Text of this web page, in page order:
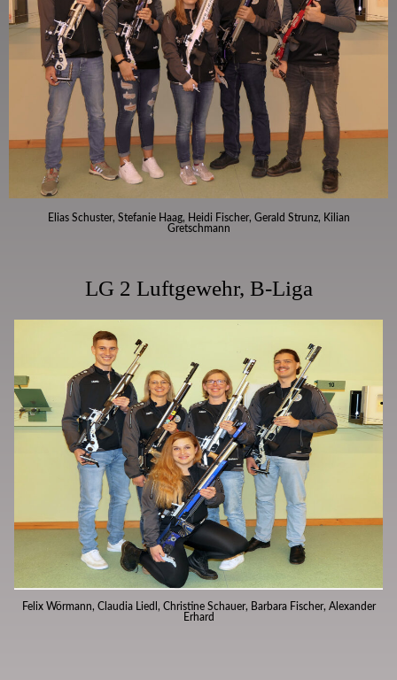
Elias Schuster, Stefanie Haag, Heidi Fischer, Gerald Strunz, Kilian
Gretschmann
LG 2 Luftgewehr, B-Liga
Felix Wörmann, Claudia Liedl, Christine Schauer, Barbara Fischer, Alexander
Erhard